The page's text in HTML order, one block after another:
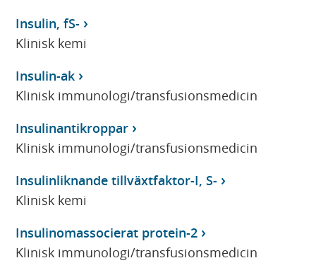
Insulin, fS-
Klinisk kemi
Insulin-ak
Klinisk immunologi/transfusionsmedicin
Insulinantikroppar
Klinisk immunologi/transfusionsmedicin
Insulinliknande tillväxtfaktor-I, S-
Klinisk kemi
Insulinomassocierat protein-2
Klinisk immunologi/transfusionsmedicin